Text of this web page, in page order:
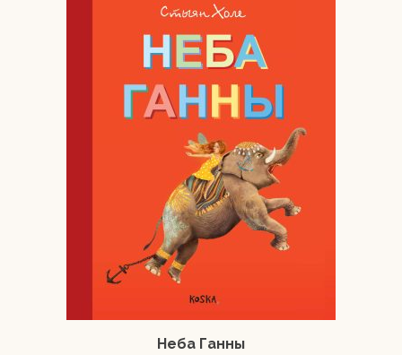
Неба Ганны